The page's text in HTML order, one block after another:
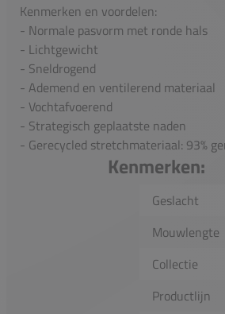
Kenmerken en voordelen:
- Normale pasvorm met ronde hals
- Lichtgewicht
- Sneldrogend
- Ademend en ventilerend materiaal
- Vochtafvoerend
- Strategisch geplaatste naden
- Gerecycled stretchmateriaal: 93%
Kenmerken:
Geslacht
Mouwlengte
Collectie
Productlijn